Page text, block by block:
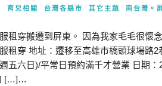
育兒相關 台灣各縣市 其它主題 南台灣。
租穿搬遷到屏東。 因為我家毛毛很懷
租穿 地址：遷移至高雄市橋頭球場路
五六日)/平常日預約滿千才營業 日期
[…]…